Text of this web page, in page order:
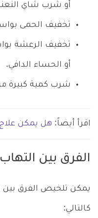
أو شرب شاي
تخفيف الحمى
تخفيف الرعشة
أو الحساء الدافي.
شرب كمية كبيرة
اقرأ أيضاً: هل يمكن علاج
الفرق بين التهاب
يمكن تلخيص الفرق بين
كالتالي: